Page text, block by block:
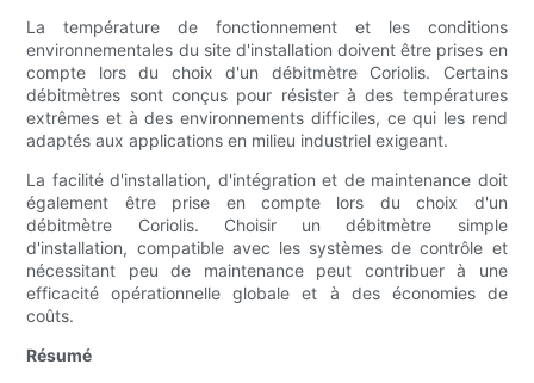
La température de fonctionnement et les conditions
environnementales du site d'installation doivent être prises en
compte lors du choix d'un débitmètre Coriolis. Certains
débitmètres sont conçus pour résister à des températures
extrêmes et à des environnements difficiles, ce qui les rend
adaptés aux applications en milieu industriel exigeant.
La facilité d'installation, d'intégration et de maintenance doit
également être prise en compte lors du choix d'un
débitmètre Coriolis. Choisir un débitmètre simple
d'installation, compatible avec les systèmes de contrôle et
nécessitant peu de maintenance peut contribuer à une
efficacité opérationnelle globale et à des économies de
coûts.
Résumé